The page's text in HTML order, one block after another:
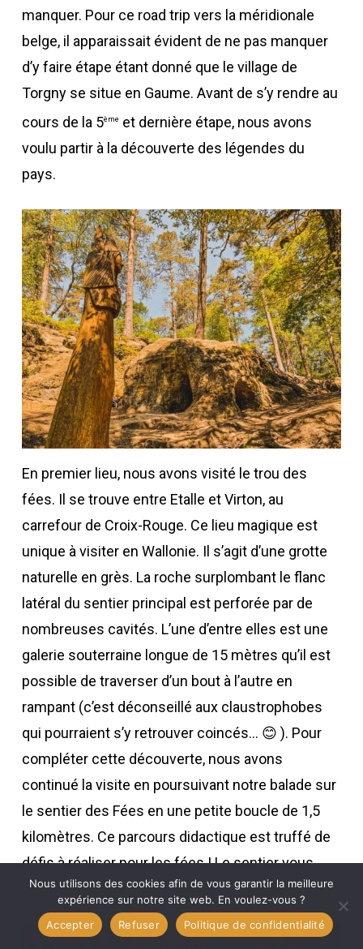
manquer. Pour ce road trip vers la méridionale
belge, il apparaissait évident de ne pas manquer
d’y faire étape étant donné que le village de
Torgny se situe en Gaume. Avant de s’y rendre au
cours de la 5ème et dernière étape, nous avons
voulu partir à la découverte des légendes du
pays.
En premier lieu, nous avons visité le trou des
fées. Il se trouve entre Etalle et Virton, au
carrefour de Croix-Rouge. Ce lieu magique est
unique à visiter en Wallonie. Il s’agit d’une grotte
naturelle en grès. La roche surplombant le flanc
latéral du sentier principal est perforée par de
nombreuses cavités. L’une d’entre elles est une
galerie souterraine longue de 15 mètres qu’il est
possible de traverser d’un bout à l’autre en
rampant (c’est déconseillé aux claustrophobes
qui pourraient s’y retrouver coincés… 😊 ). Pour
compléter cette découverte, nous avons
continué la visite en poursuivant notre balade sur
le sentier des Fées en une petite boucle de 1,5
kilomètres. Ce parcours didactique est truffé de
défis à réaliser pour les fées ! Le sentier vous
ramène au carrefour de Croix-Rouge.
Nous utilisons des cookies afin de vous garantir la meilleure
expérience sur notre site web. En voulez-vous ?
Accepter
Refuser Politique de confidentialité